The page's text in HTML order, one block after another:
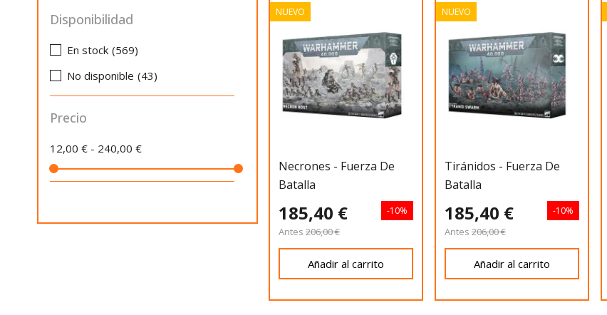
Disponibilidad
En stock (569)
No disponible (43)
Precio
12,00 € - 240,00 €
Necrones - Fuerza De
Batalla
185,40 €
Antes 206,00 €
-10%
Añadir al carrito
NUEVO
Tiránidos - Fuerza De
Batalla
185,40 €
Antes 206,00 €
-10%
Añadir al carrito
NUEVO